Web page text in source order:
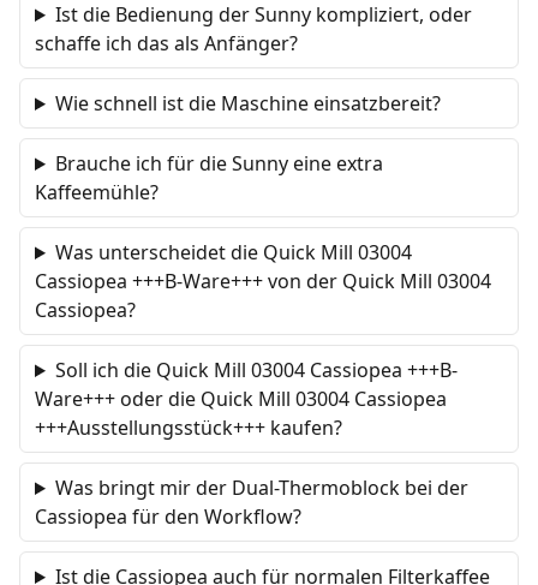
Ist die Bedienung der Sunny kompliziert, oder
schaffe ich das als Anfänger?
Wie schnell ist die Maschine einsatzbereit?
Brauche ich für die Sunny eine extra
Kaffeemühle?
Was unterscheidet die Quick Mill 03004
Cassiopea +++B-Ware+++ von der Quick Mill 03004
Cassiopea?
Soll ich die Quick Mill 03004 Cassiopea +++B-
Ware+++ oder die Quick Mill 03004 Cassiopea
+++Ausstellungsstück+++ kaufen?
Was bringt mir der Dual-Thermoblock bei der
Cassiopea für den Workflow?
Ist die Cassiopea auch für normalen Filterkaffee